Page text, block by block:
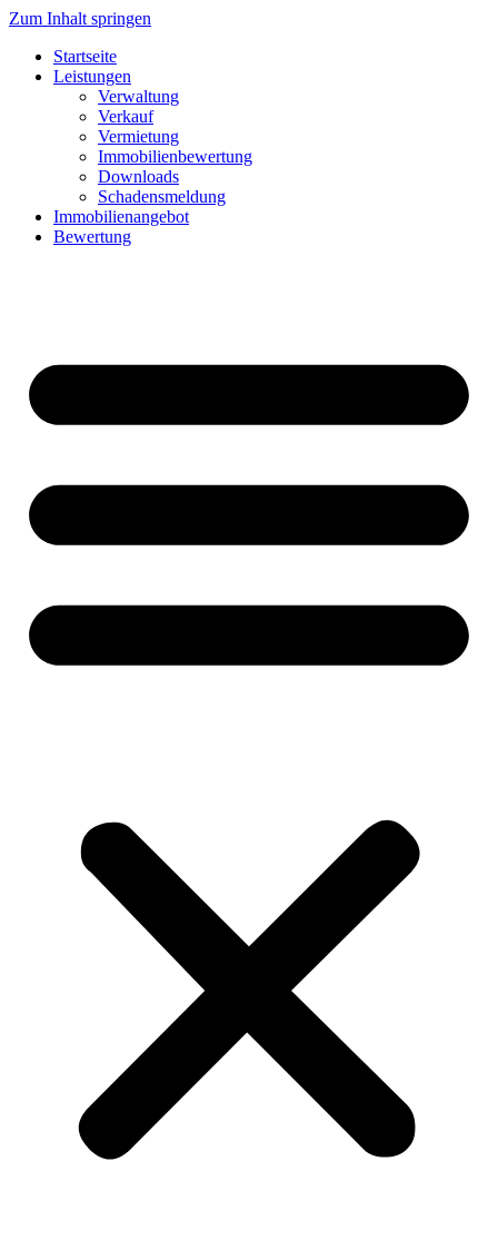
Zum Inhalt springen
Startseite
Leistungen
Verwaltung
Verkauf
Vermietung
Immobilienbewertung
Downloads
Schadensmeldung
Immobilienangebot
Bewertung